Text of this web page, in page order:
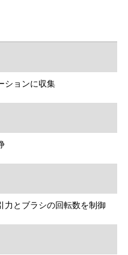
ションに収集
力とブラシの回転数を制御